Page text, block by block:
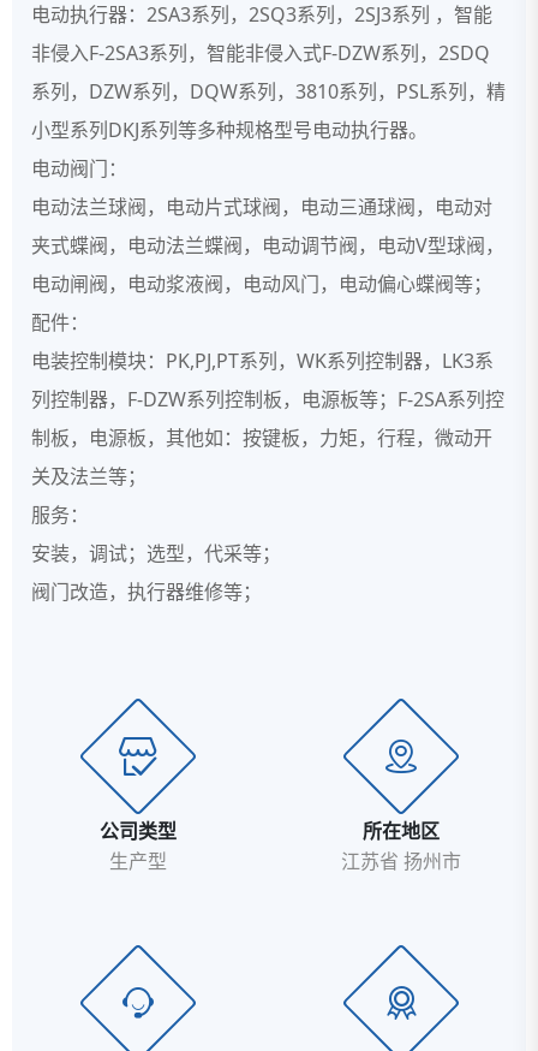
电动执行器：2SA3系列，2SQ3系列，2SJ3系列 ，智能
非侵入F-2SA3系列，智能非侵入式F-DZW系列，2SDQ
系列，DZW系列，DQW系列，3810系列，PSL系列，精
小型系列DKJ系列等多种规格型号电动执行器。
电动阀门：
电动法兰球阀，电动片式球阀，电动三通球阀，电动对
夹式蝶阀，电动法兰蝶阀，电动调节阀，电动V型球阀，
电动闸阀，电动浆液阀，电动风门，电动偏心蝶阀等；
配件：
电装控制模块：PK,PJ,PT系列，WK系列控制器，LK3系
列控制器，F-DZW系列控制板，电源板等；F-2SA系列控
制板，电源板，其他如：按键板，力矩，行程，微动开
关及法兰等；
服务：
安装，调试；选型，代采等；
阀门改造，执行器维修等；
公司类型
生产型
所在地区
江苏省 扬州市